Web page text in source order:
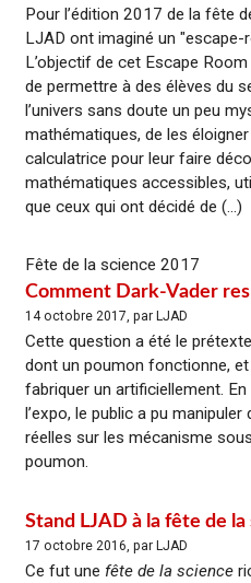
Pour l’édition 2017 de la fête
LJAD ont imaginé un
L’objectif de cet Escape
de permettre à des élèves du
l’univers sans doute un peu
mathématiques, de les
calculatrice pour leur faire
mathématiques accessibles,
que ceux qui ont décidé de (...)
Fête de la science 2017
Comment Dark-Vader
14 octobre 2017, par LJAD
Cette question a été le
dont un poumon fonctionne,
fabriquer un artificiellement.
l’expo, le public a pu
réelles sur les mécanisme
poumon.
Stand LJAD à la fête de
17 octobre 2016, par LJAD
Ce fut une fête de la science